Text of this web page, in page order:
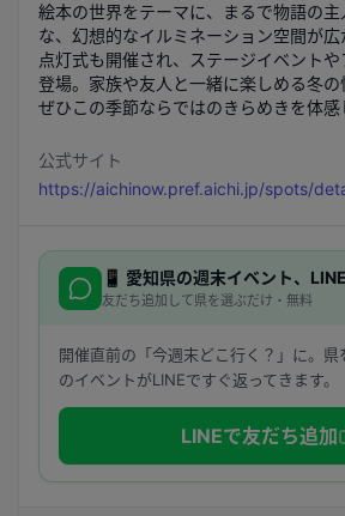
絵本の世界をテーマに、まるで物語の主
な、幻想的なイルミネーション空間が
点灯式も開催され、ステージイベント
登場。家族や友人と一緒に楽しめる冬の
ぜひこの季節ならではのきらめきを体感
公式サイト
https://aichinow.pref.aichi.jp/spots/
📱 愛知県の週末イベント、
友だち追加して県を選ぶだけ・無料
開催直前の「今週末どこ行く？」に。県
のイベントがLINEですぐ返ってきます。
LINEで友だち追加